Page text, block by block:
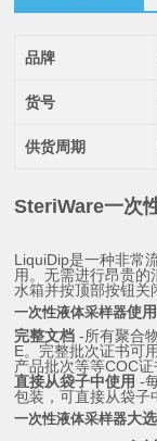
品牌
货号
供货周期
SteriWare一次
LiquiDip是一种非常
用。无需进行昂贵的
水箱并按顶部按钮关
一次性液体采样器使
完整文档 -所有聚合
E。完整批次证书可用
产品批次等等COC
直接从袋子中使用 -
包装，可直接从袋子
一次性液体采样器大